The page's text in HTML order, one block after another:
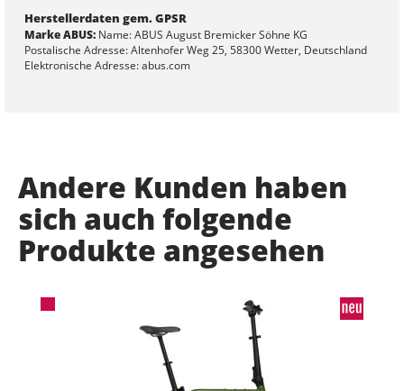
Herstellerdaten gem. GPSR
Marke ABUS:Name: ABUS August Bremicker Söhne KG
Postalische Adresse: Altenhofer Weg 25, 58300 Wetter, Deutschland
Elektronische Adresse: abus.com
Andere Kunden haben
sich auch folgende
Produkte angesehen